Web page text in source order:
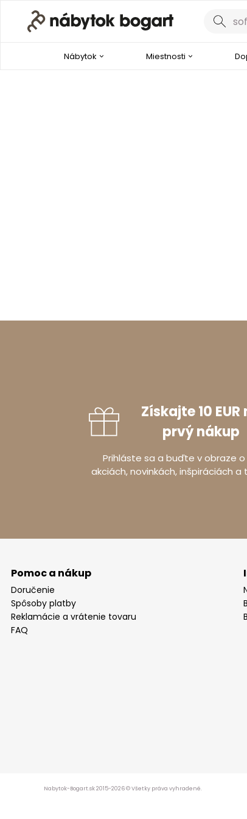
Nábytok Miestnosti
Získajte 10 EUR
prvý nákup
Prihláste sa a buďte v obraze o
akciách, novinkách, inšpiráciách a
Pomoc a nákup
Doručenie
Spôsoby platby
Reklamácie a vrátenie tovaru
FAQ
Nabytok-Bogart.sk 2015-2026 © Všetky práva vyhradené.